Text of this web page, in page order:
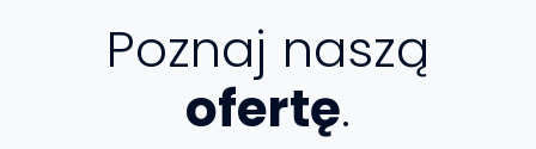
Poznaj naszą
ofertę.